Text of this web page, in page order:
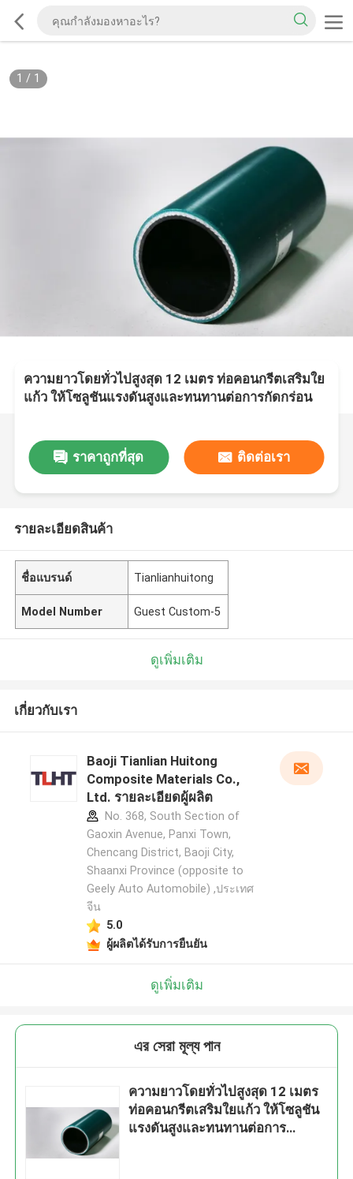
1 / 1
ความยาวโดยทั่วไปสูงสุด 12 เมตร ท่อคอนกรีตเสริมใย
แก้ว ให้โซลูชันแรงดันสูงและทนทานต่อการกัดกร่อน
ราคาถูกที่สุด ติดต่อเรา
รายละเอียดสินค้า
ชื่อแบรนด์ Tianlianhuitong
Model Number Guest Custom-5
ดูเพิ่มเติม
เกี่ยวกับเรา
Baoji Tianlian Huitong
Composite Materials Co.,
Ltd. รายละเอียดผู้ผลิต
No. 368, South Section of
Gaoxin Avenue, Panxi Town,
Chencang District, Baoji City,
Shaanxi Province (opposite to
Geely Auto Automobile) ,ประเทศ
จีน
5.0
ผู้ผลิตได้รับการยืนยัน
ดูเพิ่มเติม
এর সেরা মূল্য পান
ความยาวโดยทั่วไปสูงสุด 12 เมตร
ท่อคอนกรีตเสริมใยแก้ว ให้โซลูชัน
แรงดันสูงและทนทานต่อการ